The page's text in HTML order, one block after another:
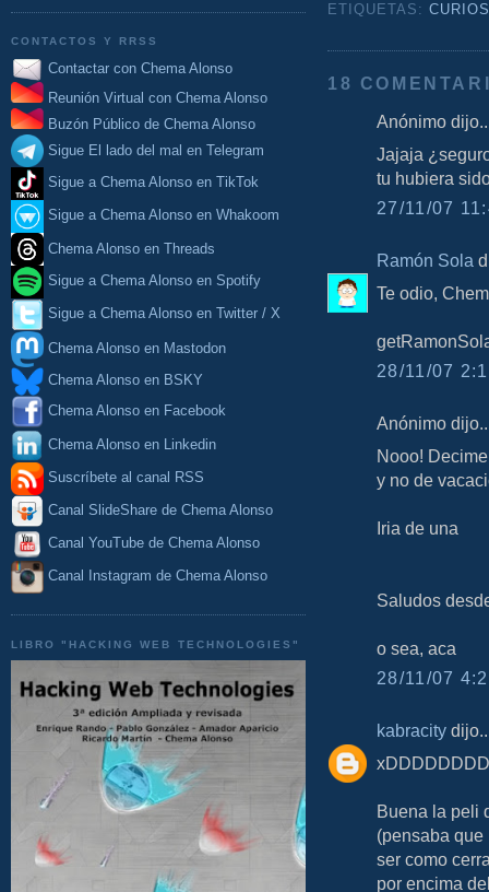
CONTACTOS Y RRSS
Contactar con Chema Alonso
Reunión Virtual con Chema Alonso
Buzón Público de Chema Alonso
Sigue El lado del mal en Telegram
Sigue a Chema Alonso en TikTok
Sigue a Chema Alonso en Whakoom
Chema Alonso en Threads
Sigue a Chema Alonso en Spotify
Sigue a Chema Alonso en Twitter / X
Chema Alonso en Mastodon
Chema Alonso en BSKY
Chema Alonso en Facebook
Chema Alonso en Linkedin
Suscríbete al canal RSS
Canal SlideShare de Chema Alonso
Canal YouTube de Chema Alonso
Canal Instagram de Chema Alonso
LIBRO "HACKING WEB TECHNOLOGIES"
ETIQUETAS:
18
Anónimo
Jajaja
tu hubiera
27/11/07
Ramón Sola
Te odio,
28/11/07
Anónimo
Nooo!
y no de
Iria de una
Saludos
o sea, aca
28/11/07
kabracity
Buena la peli
(pensaba
ser como
por encima